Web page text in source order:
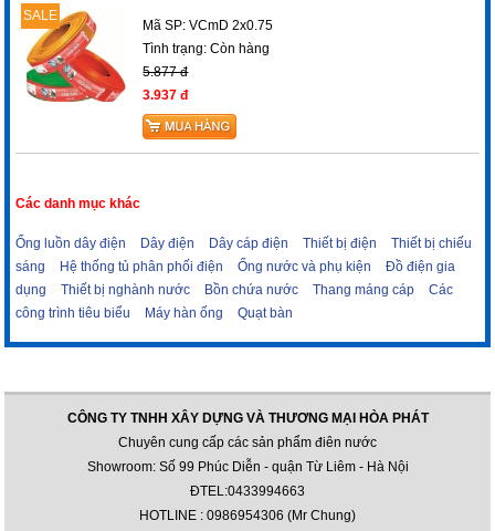
SALE
Mã SP: VCmD 2x0.75
Tình trạng:Còn hàng
5.877 đ
3.937 đ
Các danh mục khác
Ống luồn dây điện Dây điện Dây cáp điện Thiết bị điện
Thiết bị chiếu
sáng
Hệ thống tủ phân phối điện Ống nước và phụ kiện
Đồ điện gia
dụng
Thiết bị nghành nước Bồn chứa nước Thang máng cáp
Các
công trình tiêu biểu
Máy hàn ống Quạt bàn
CÔNG TY TNHH XÂY DỰNG VÀ THƯƠNG MẠI HÒA PHÁT
Chuyên cung cấp các sản phẩm điên nước
Showroom: Số 99 Phúc Diễn - quận Từ Liêm - Hà Nội
ĐTEL:0433994663
HOTLINE : 0986954306 (Mr Chung)